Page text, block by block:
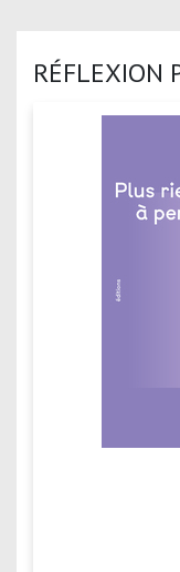
RÉFLEXION